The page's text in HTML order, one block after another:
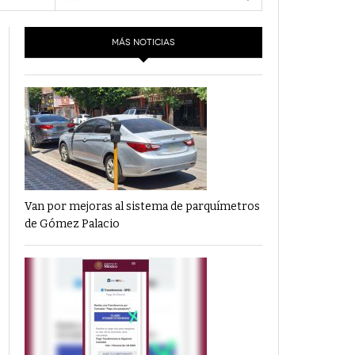
Financiamiento’ Por PC29
‘La Laguna: Bomba De Tiempo Por Falta De
Planeación’ Por PC29- 17 mayo, 2021
‘Las Corrupciones, Sus Formas Y Efectos’ Por
PC29- 7 mayo, 2021
5
MÁS NOTICIAS
Van por mejoras al sistema de parquímetros
de Gómez Palacio